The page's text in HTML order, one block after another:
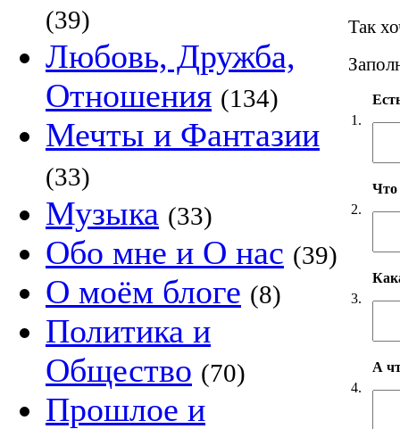
(39)
Любовь, Дружба,
Отношения (134)
Мечты и Фантазии
(33)
Музыка (33)
Обо мне и О нас (39)
О моём блоге (8)
Политика и
Общество (70)
Прошлое и
Так
1.
2.
Что
3.
4.
А